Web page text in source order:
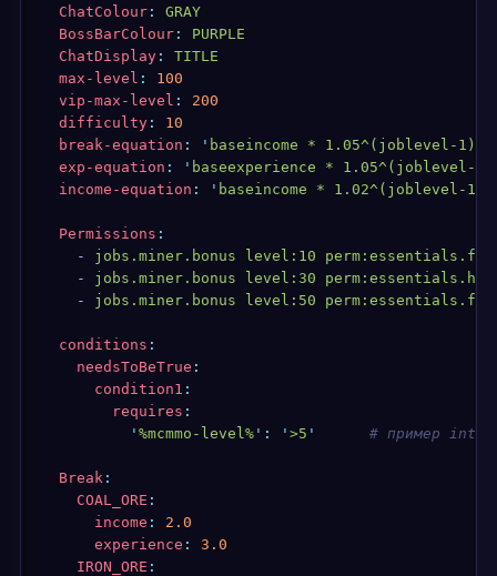
  ChatColour
:
GRAY
  BossBarColour
:
PURPLE
  ChatDisplay
:
TITLE
  max-level
:
100
  vip-max-level
:
200
  difficulty
:
10
  break-equation
: ' baseincome * 1.05^(joblevel-1)
  exp-equation
: ' baseexperience * 1.05^(joblevel-1)
  income-equation
: ' baseincome * 1.02^(joblevel-1)
  Permissions
:
    -
jobs.miner.bonus level:10
    -
jobs.miner.bonus level:30
    -
jobs.miner.bonus level:50 perm:essentials.fly
  conditions
:
    needsToBeTrue
:
      condition1
:
        requires
:
          '
%mcmmo-level% ' : ' >5 '
# пример
  Break
:
    COAL_ORE
:
      income
:
2.0
      experience
:
3.0
    IRON_ORE
: